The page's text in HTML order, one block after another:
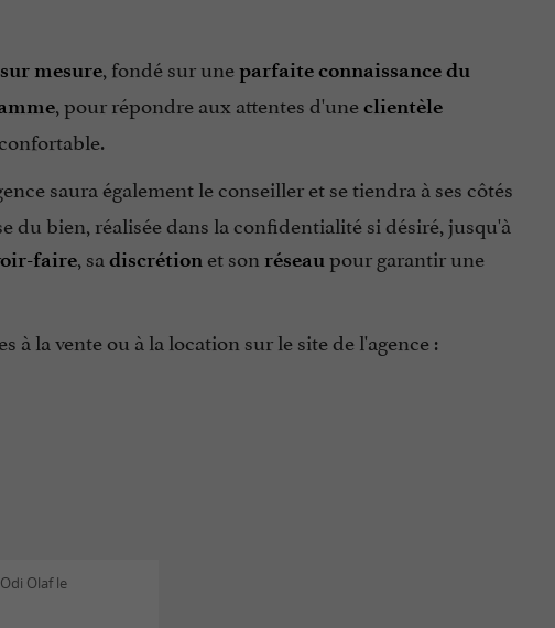
mesure, fondé sur uneparfaite connaissance du
, pour répondre aux attentes d'uneclientèle
saura également le conseiller et se tiendra à ses côtés
du bien, réalisée dans la confidentialité si désiré, jusqu'à
faire, sa discrétion et son réseaupour garantir une
la vente ou à la location sur le site de l'agence :
Olaf le